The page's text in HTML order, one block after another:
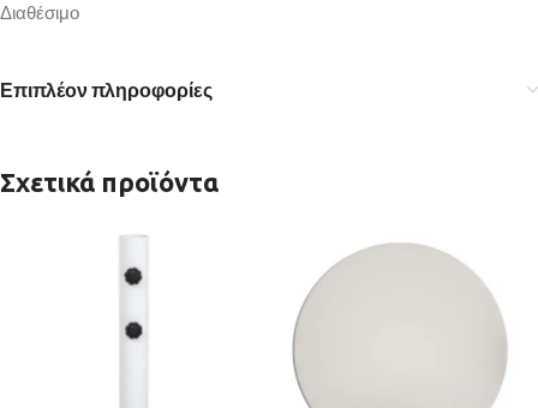
Διαθέσιμο
Επιπλέον πληροφορίες
Σχετικά προϊόντα